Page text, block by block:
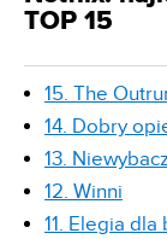
TOP 15
15. The
14. Dobry
13.
12. Winni
11. Elegia